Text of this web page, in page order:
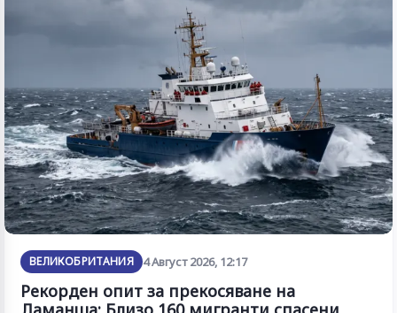
ВЕЛИКОБРИТАНИЯ 4 Август 2026, 12:17
Рекорден опит за прекосяване на